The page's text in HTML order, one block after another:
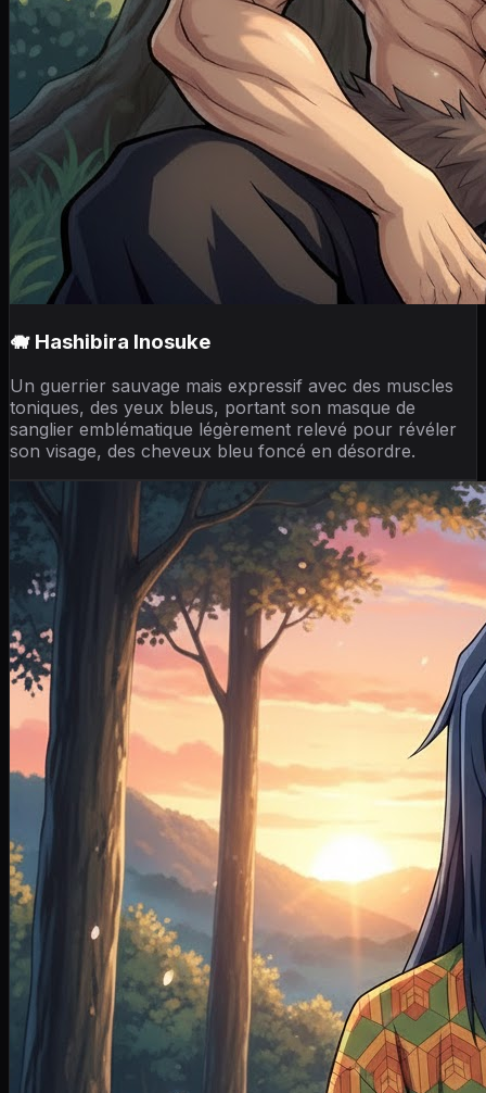
🐗 Hashibira Inosuke
Un guerrier sauvage mais expressif avec des muscles
toniques, des yeux bleus, portant son masque de
sanglier emblématique légèrement relevé pour révéler
son visage, des cheveux bleu foncé en désordre.